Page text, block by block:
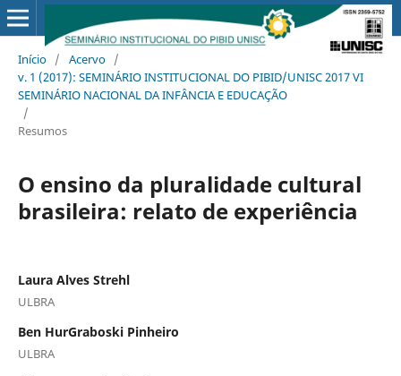
Início / Acervo /
v. 1 (2017): SEMINÁRIO INSTITUCIONAL DO PIBID/UNISC 2017 VI
SEMINÁRIO NACIONAL DA INFÂNCIA E EDUCAÇÃO
/
Resumos
O ensino da pluralidade cultural
brasileira: relato de experiência
Laura Alves Strehl
ULBRA
Ben HurGraboski Pinheiro
ULBRA